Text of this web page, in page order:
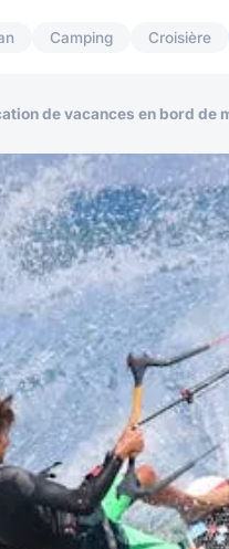
Camping Croisière
de vacances en bord de